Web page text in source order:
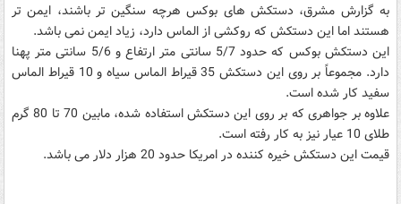
به گزارش مشرق، دستکش های بوکس هرچه سنگین تر باشند، ایمن تر
هستند اما این دستکش که روکشی از الماس دارد، زیاد ایمن نمی باشد.
این دستکش بوکس که حدود 5/7 سانتی متر ارتفاع و 5/6 سانتی متر پهنا
دارد. مجموعاً بر روی این دستکش 35 قیراط الماس سیاه و 10 قیراط الماس
سفید کار شده است.
علاوه بر جواهری که بر روی این دستکش استفاده شده، مابین 70 تا 80 گرم
طلای 10 عیار نیز به کار رفته است.
قیمت این دستکش خیره کننده در امریکا حدود 20 هزار دلار می باشد.